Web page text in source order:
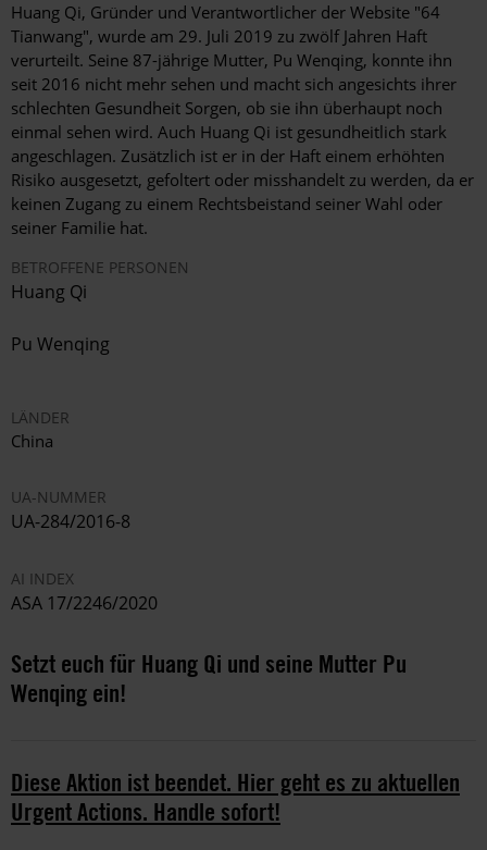
Huang Qi, Gründer und Verantwortlicher der Website "64
Tianwang", wurde am 29. Juli 2019 zu zwölf Jahren Haft
verurteilt. Seine 87-jährige Mutter, Pu Wenqing, konnte ihn
seit 2016 nicht mehr sehen und macht sich angesichts ihrer
schlechten Gesundheit Sorgen, ob sie ihn überhaupt noch
einmal sehen wird. Auch Huang Qi ist gesundheitlich stark
angeschlagen. Zusätzlich ist er in der Haft einem erhöhten
Risiko ausgesetzt, gefoltert oder misshandelt zu werden, da er
keinen Zugang zu einem Rechtsbeistand seiner Wahl oder
seiner Familie hat.
BETROFFENE PERSONEN
Huang Qi
Pu Wenqing
LÄNDER
China
UA-NUMMER
UA-284/2016-8
AI INDEX
ASA 17/2246/2020
Setzt euch für Huang Qi und seine Mutter Pu
Wenqing ein!
Diese Aktion ist beendet. Hier geht es zu aktuellen
Urgent Actions. Handle sofort!